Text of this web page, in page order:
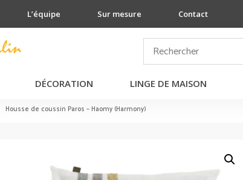
L’équipe Sur mesure Contact
DÉCORATION LINGE DE MAISON
Housse de coussin Paros – Haomy (Harmony)